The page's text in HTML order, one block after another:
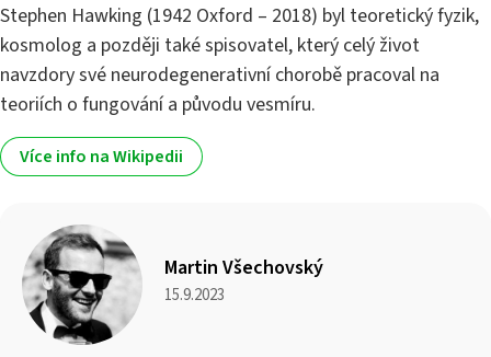
Stephen Hawking (1942 Oxford – 2018) byl teoretický fyzik,
kosmolog a později také spisovatel, který celý život
navzdory své neurodegenerativní chorobě pracoval na
teoriích o fungování a původu vesmíru.
Více info na Wikipedii
Martin Všechovský
15.9.2023